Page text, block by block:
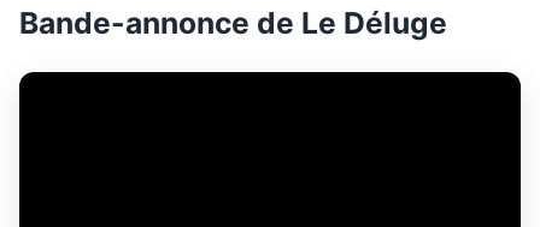
Bande-annonce de Le Déluge